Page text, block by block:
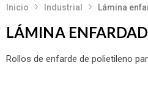
Inicio Industrial Lámina
LÁMINA
Rollos de enfarde de polietileno